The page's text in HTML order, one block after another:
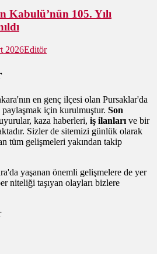
Kabulü’nün 105. Yılı
2026Editör
en genç ilçesi olan Pursaklar'da
için kurulmuştur. Son
kaza haberleri, iş ilanları ve bir
Sizler de sitemizi günlük olarak
tüm gelişmeleri yakından takip
yaşanan önemli gelişmelere de yer
niteliği taşıyan olayları bizlere